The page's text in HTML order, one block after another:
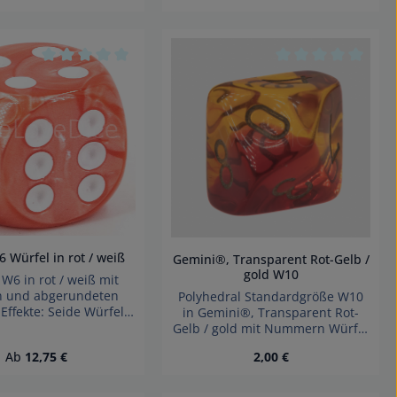
um die Anzahl zu erhöhen oder zu
die Schaltflächen um die
Wert ein oder benutze die
Anzahl: Gib den gewünschten
Produkt Anzahl:
0 von 5 Sternen
Durchschnittliche Bewertung von 0 von 5 Sternen
Würfel in rot / weiß
in rot / weiß mit
und abgerundeten
Seide Würfel
nicht für Kinder unter
Regulärer Preis:
Ab 12,75 €
Durchschnittliche
Gemini®, Transparent Rot-Gelb /
gold W10
Polyhedral Standardgröße W10
in Gemini®, Transparent Rot-
Gelb / gold mit Nummern Würfel
wegen verschluckbarer kleinteile
Regulärer Preis:
2,00 €